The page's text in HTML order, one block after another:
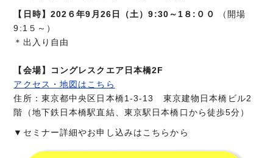
【日時】202６年9月26日（土）9:30～1８:００
（開場
9:1５～）
＊出入り自由
【会場】
コングレスクエア日本橋2F
アクセス・地図はこちら
住所：東京都中央区日本橋1-3-13 東京建物日本橋ビル2
階（地下鉄日本橋駅直結、東京駅日本橋口から徒歩5分）
▼セミナー詳細やお申し込みはこちらから